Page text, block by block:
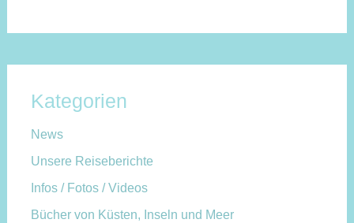
Kategorien
News
Unsere Reiseberichte
Infos / Fotos / Videos
Bücher von Küsten, Inseln und Meer